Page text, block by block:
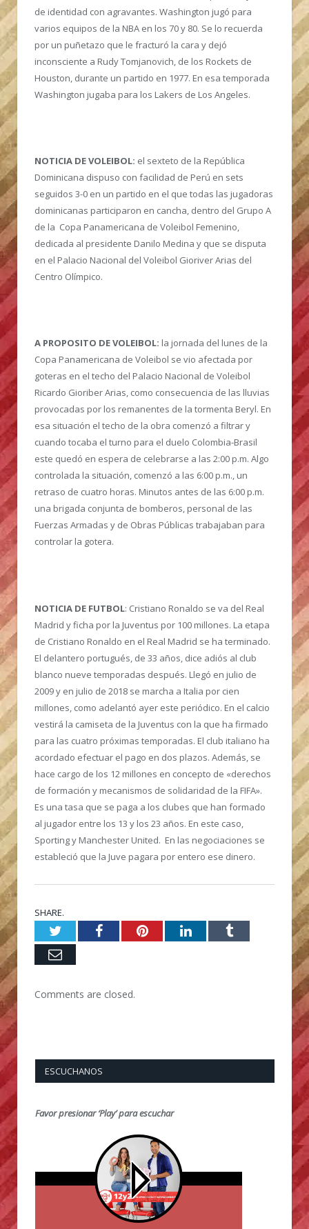
de identidad con agravantes. Washington jugó para
varios equipos de la NBA en los 70 y 80. Se lo recuerda
por un puñetazo que le fracturó la cara y dejó
inconsciente a Rudy Tomjanovich, de los Rockets de
Houston, durante un partido en 1977. En esa temporada
Washington jugaba para los Lakers de Los Angeles.
NOTICIA DE VOLEIBOL: el sexteto de la República
Dominicana dispuso con facilidad de Perú en sets
seguidos 3-0 en un partido en el que todas las jugadoras
dominicanas participaron en cancha, dentro del Grupo A
de la Copa Panamericana de Voleibol Femenino,
dedicada al presidente Danilo Medina y que se disputa
en el Palacio Nacional del Voleibol Gioriver Arias del
Centro Olímpico.
A PROPOSITO DE VOLEIBOL: la jornada del lunes de la
Copa Panamericana de Voleibol se vio afectada por
goteras en el techo del Palacio Nacional de Voleibol
Ricardo Gioriber Arias, como consecuencia de las lluvias
provocadas por los remanentes de la tormenta Beryl. En
esa situación el techo de la obra comenzó a filtrar y
cuando tocaba el turno para el duelo Colombia-Brasil
este quedó en espera de celebrarse a las 2:00 p.m. Algo
controlada la situación, comenzó a las 6:00 p.m., un
retraso de cuatro horas. Minutos antes de las 6:00 p.m.
una brigada conjunta de bomberos, personal de las
Fuerzas Armadas y de Obras Públicas trabajaban para
controlar la gotera.
NOTICIA DE FUTBOL: Cristiano Ronaldo se va del Real
Madrid y ficha por la Juventus por 100 millones. La etapa
de Cristiano Ronaldo en el Real Madrid se ha terminado.
El delantero portugués, de 33 años, dice adiós al club
blanco nueve temporadas después. Llegó en julio de
2009 y en julio de 2018 se marcha a Italia por cien
millones, como adelantó ayer este periódico. En el calcio
vestirá la camiseta de la Juventus con la que ha firmado
para las cuatro próximas temporadas. El club italiano ha
acordado efectuar el pago en dos plazos. Además, se
hace cargo de los 12 millones en concepto de «derechos
de formación y mecanismos de solidaridad de la FIFA».
Es una tasa que se paga a los clubes que han formado
al jugador entre los 13 y los 23 años. En este caso,
Sporting y Manchester United. En las negociaciones se
estableció que la Juve pagara por entero ese dinero.
SHARE.
TwitterFacebookPinterestLinkedInTumblr
Email
Comments are closed.
ESCUCHANOS
Favor presionar ‘Play’ para escuchar